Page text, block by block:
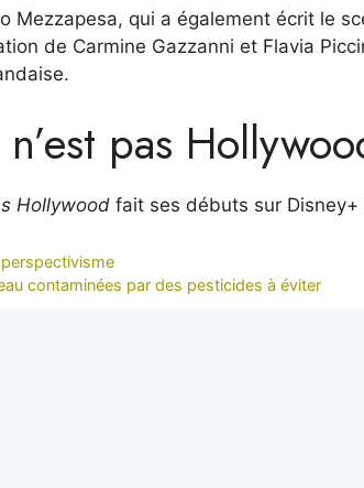
Mezzapesa, qui a également écrit le
de Carmine Gazzanni et Flavia
pas
Hollywood fait ses débuts sur
contaminées par des pesticides à éviter